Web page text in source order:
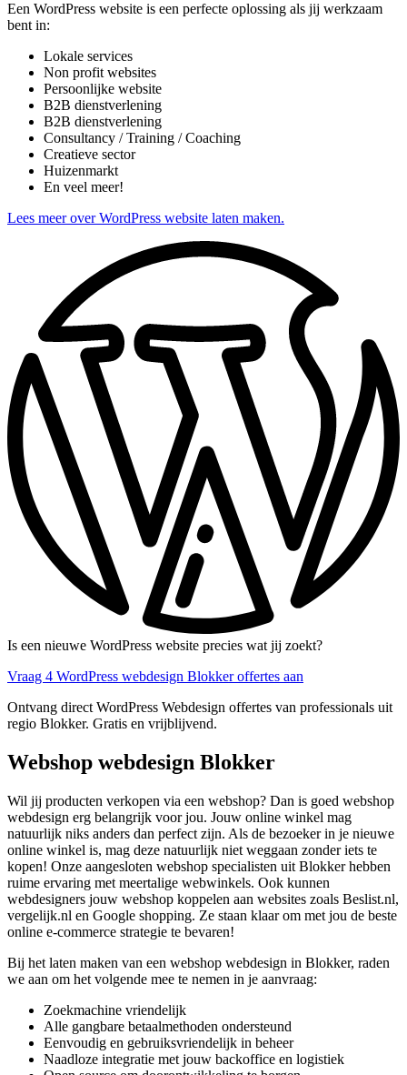
Een WordPress website is een perfecte oplossing als jij werkzaam
bent in:
Lokale services
Non profit websites
Persoonlijke website
B2B dienstverlening
B2B dienstverlening
Consultancy / Training / Coaching
Creatieve sector
Huizenmarkt
En veel meer!
Lees meer over WordPress website laten maken.
Is een nieuwe WordPress website precies wat jij zoekt?
Vraag 4 WordPress webdesign Blokker offertes aan
Ontvang direct WordPress Webdesign offertes van professionals uit
regio Blokker. Gratis en vrijblijvend.
Webshop webdesign Blokker
Wil jij producten verkopen via een webshop? Dan is goed webshop
webdesign erg belangrijk voor jou. Jouw online winkel mag
natuurlijk niks anders dan perfect zijn. Als de bezoeker in je nieuwe
online winkel is, mag deze natuurlijk niet weggaan zonder iets te
kopen! Onze aangesloten webshop specialisten uit Blokker hebben
ruime ervaring met meertalige webwinkels. Ook kunnen
webdesigners jouw webshop koppelen aan websites zoals Beslist.nl,
vergelijk.nl en Google shopping. Ze staan klaar om met jou de beste
online e-commerce strategie te bevaren!
Bij het laten maken van een webshop webdesign in Blokker, raden
we aan om het volgende mee te nemen in je aanvraag:
Zoekmachine vriendelijk
Alle gangbare betaalmethoden ondersteund
Eenvoudig en gebruiksvriendelijk in beheer
Naadloze integratie met jouw backoffice en logistiek